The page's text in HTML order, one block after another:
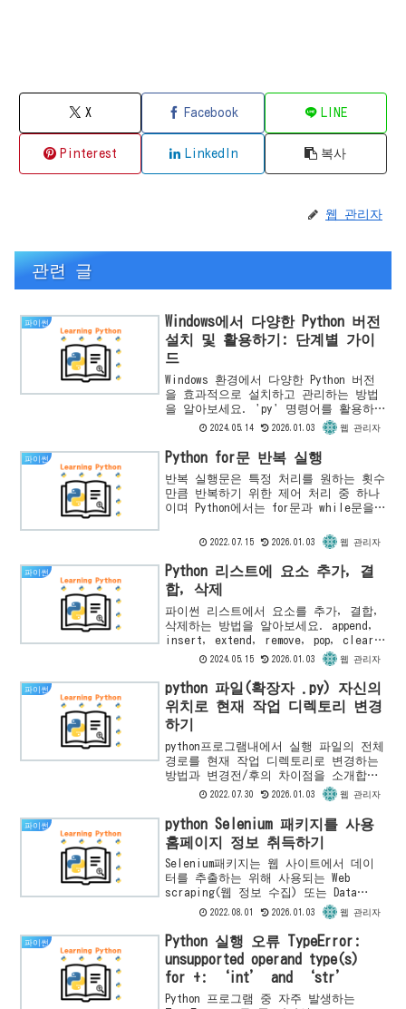
X Facebook LINE
Pinterest LinkedIn 복사
웹 관리자
관련 글
파이썬
Windows에서 다양한 Python 버전
설치 및 활용하기: 단계별 가이
드
Windows 환경에서 다양한 Python 버전
을 효과적으로 설치하고 관리하는 방법
을 알아보세요. 'py' 명령어를 활용하
여 프로젝트별로 적합한 Python 환경을
빠르게 설정하는 단계별 가이드를 제공
합니다.
2024.05.14 2026.01.03 웹 관리자
파이썬 Python for문 반복 실행
반복 실행문은 특정 처리를 원하는 횟수
만큼 반복하기 위한 제어 처리 중 하나
이며 Python에서는 for문과 while문을
데이터를 하나씩 연속적으로 작업을 수
2022.07.15 2026.01.03 웹 관리자
파이썬
Python 리스트에 요소 추가, 결
합, 삭제
파이썬 리스트에서 요소를 추가, 결합,
삭제하는 방법을 알아보세요. append,
insert, extend, remove, pop, clear
와 같은 메소드를 사용하여 효율적인 리
2024.05.15 2026.01.03 웹 관리자
파이썬
python 파일(확장자 .py) 자신의
위치로 현재 작업 디렉토리 변경
하기
python프로그램내에서 실행 파일의 전체
경로를 현재 작업 디렉토리로 변경하는
방법과 변경전/후의 차이점을 소개합니
2022.07.30 2026.01.03 웹 관리자
파이썬
python Selenium 패키지를 사용
홈페이지 정보 취득하기
Selenium패키지는 웹 사이트에서 데이
터를 추출하는 위해 사용되는 Web
scraping(웹 정보 수집) 또는 Data
Scraping(웹 데이터 추출) 소프트웨어입
니다. 이 글에서는 python Selenium...
2022.08.01 2026.01.03 웹 관리자
파이썬
Python 실행 오류 TypeError:
unsupported operand type(s)
for +: ‘int’ and ‘str’
Python 프로그램 중 자주 발생하는